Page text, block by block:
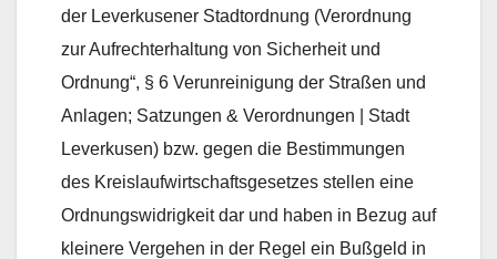
der Leverkusener Stadtordnung (Verordnung
zur Aufrechterhaltung von Sicherheit und
Ordnung“, § 6 Verunreinigung der Straßen und
Anlagen; Satzungen & Verordnungen | Stadt
Leverkusen) bzw. gegen die Bestimmungen
des Kreislaufwirtschaftsgesetzes stellen eine
Ordnungswidrigkeit dar und haben in Bezug auf
kleinere Vergehen in der Regel ein Bußgeld in